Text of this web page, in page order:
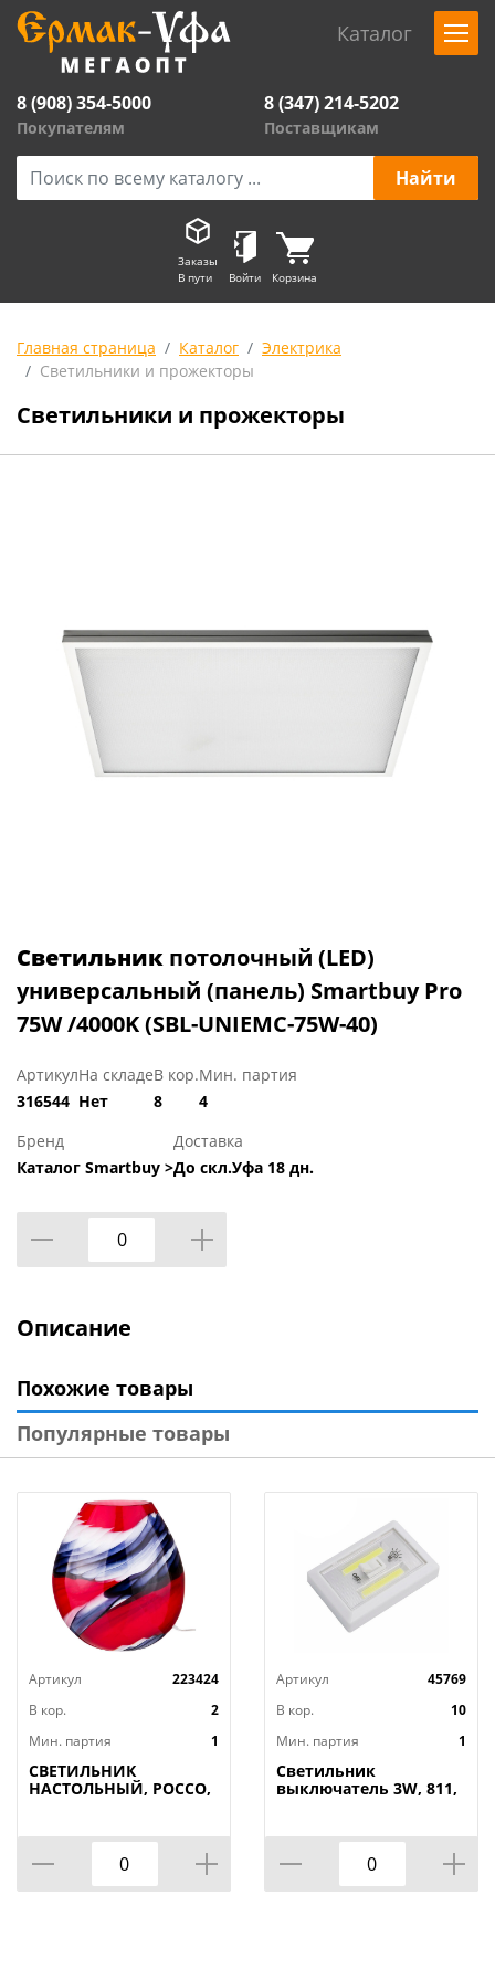
Каталог
8 (908) 354-5000
Покупателям
8 (347) 214-5202
Поставщикам
Заказы
В пути
Войти Корзина
Главная страница Каталог
Электрика
Светильники и прожекторы
Светильники и прожекторы
Светильник потолочный (LED)
универсальный (панель) Smartbuy Pro
75W /4000K (SBL-UNIEMC-75W-40)
Артикул
316544
На складе
Нет
В кор.
8
Мин. партия
4
Бренд
Каталог Smartbuy >
Доставка
До скл.Уфа 18 дн.
Описание
Похожие товары
Популярные товары
Артикул
223424
В кор.
2
Мин. партия
1
СВЕТИЛЬНИК
НАСТОЛЬНЫЙ, РОССО,
Артикул
45769
В кор.
10
Мин. партия
1
Светильник
выключатель 3W, 811,
магнитах, 1/240